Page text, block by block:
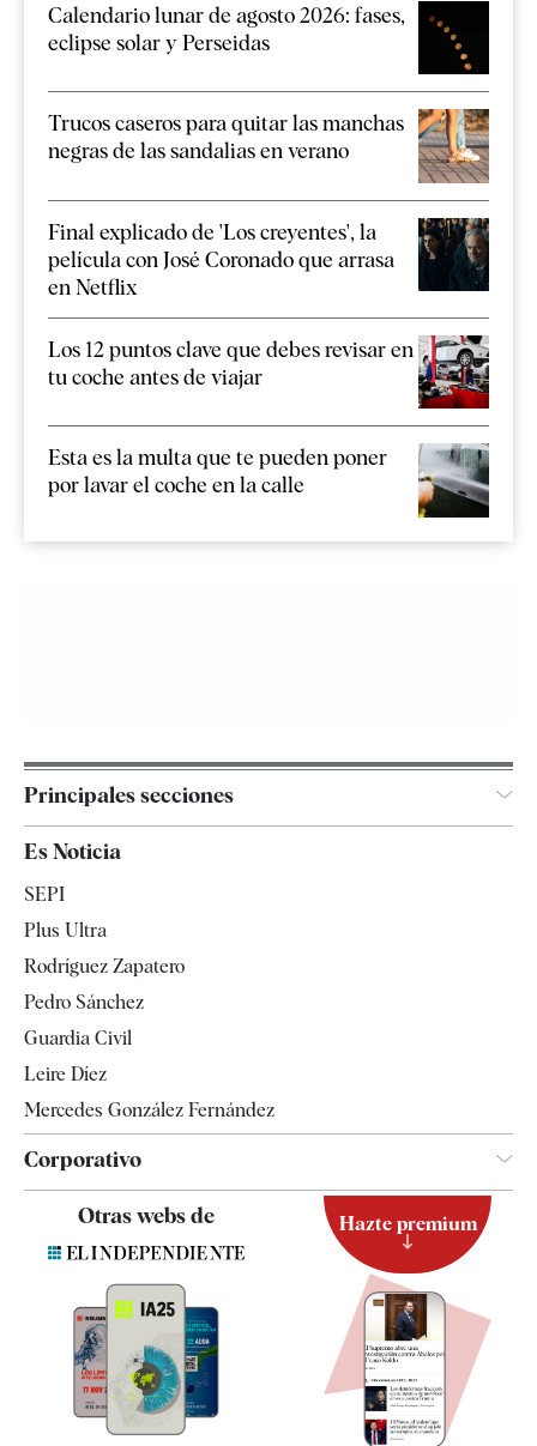
Calendario lunar de agosto 2026: fases,
eclipse solar y Perseidas
Trucos caseros para quitar las manchas
negras de las sandalias en verano
Final explicado de 'Los creyentes', la
película con José Coronado que arrasa
en Netflix
Los 12 puntos clave que debes revisar en
tu coche antes de viajar
Esta es la multa que te pueden poner
por lavar el coche en la calle
Principales secciones
Televisión
Es Noticia
SEPI
Plus Ultra
Rodríguez Zapatero
Pedro Sánchez
Guardia Civil
Leire Díez
Mercedes González Fernández
Corporativo
Quiénes somos
Especificaciones
Otras webs de Hazte premium